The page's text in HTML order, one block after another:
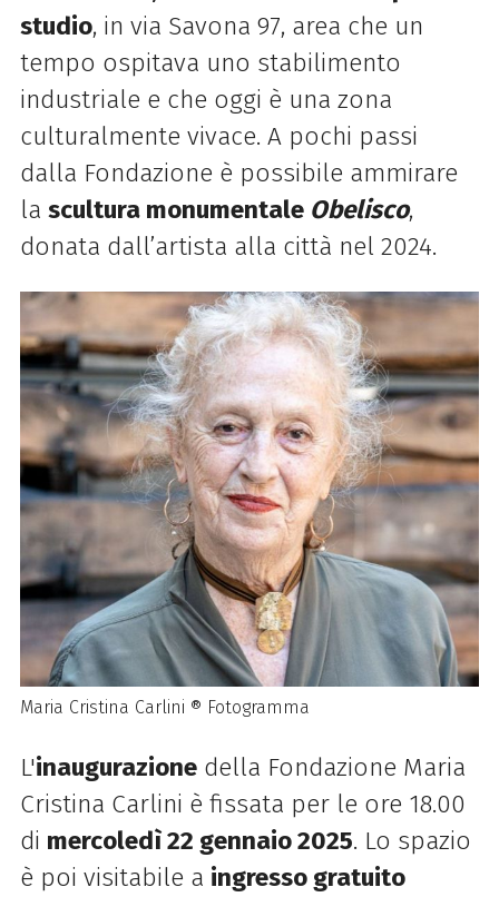
studio, in via Savona 97, area che un
tempo ospitava uno stabilimento
industriale e che oggi è una zona
culturalmente vivace. A pochi passi
dalla Fondazione è possibile ammirare
la scultura monumentale Obelisco,
donata dall’artista alla città nel 2024.
Maria Cristina Carlini ® Fotogramma
L'inaugurazionedella Fondazione Maria
Cristina Carlini è fissata per le ore 18.00
di mercoledì 22 gennaio 2025. Lo spazio
è poi visitabile a ingresso gratuito